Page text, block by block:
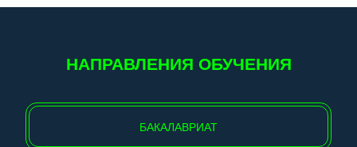
НАПРАВЛЕНИЯ ОБУЧЕНИЯ
БАКАЛАВРИАТ